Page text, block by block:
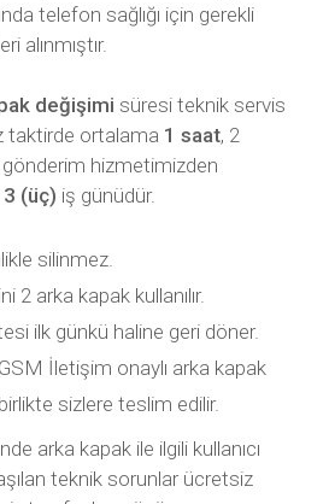
telefon sağlığı için gerekli
alınmıştır.
değişimi süresi teknik servis
taktirde ortalama 1 saat, 2
gönderim hizmetimizden
3 (üç) iş günüdür.
silinmez.
2 arka kapak kullanılır.
ilk günkü haline geri döner.
İletişim onaylı arka kapak
sizlere teslim edilir.
arka kapak ile ilgili kullanıcı
teknik sorunlar ücretsiz